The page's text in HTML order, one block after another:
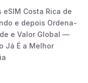
eSIM Costa Rica de
e depois Ordena-
e Valor Global —
Já É a Melhor